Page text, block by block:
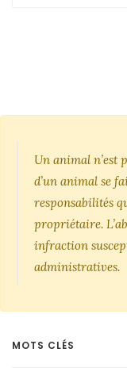
Un animal n’est
d’un animal se
responsabilités
propriétaire.
infraction
administratives.
MOTS CLÉS